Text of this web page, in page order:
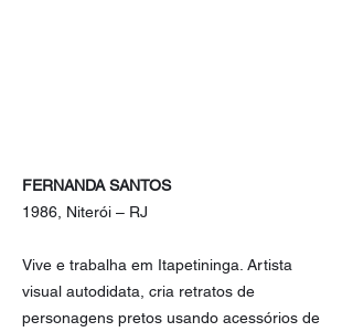
FERNANDA SANTOS
1986, Niterói – RJ
Vive e trabalha em Itapetininga. Artista
visual autodidata, cria retratos de
personagens pretos usando acessórios de